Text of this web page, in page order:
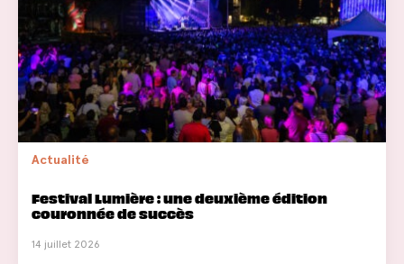
Actualité
Festival Lumière : une deuxième édition
couronnée de succès
14 juillet 2026